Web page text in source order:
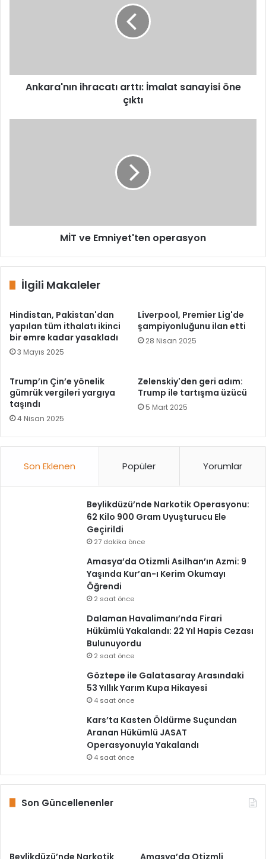
Ankara'nın ihracatı arttı: İmalat sanayisi öne
çıktı
MİT ve Emniyet'ten operasyon
İlgili Makaleler
Hindistan, Pakistan'dan
yapılan tüm ithalatı ikinci
bir emre kadar yasakladı
3 Mayıs 2025
Liverpool, Premier Lig'de
şampiyonluğunu ilan etti
28 Nisan 2025
Trump’ın Çin’e yönelik
gümrük vergileri yargıya
taşındı
4 Nisan 2025
Zelenskiy'den geri adım:
Trump ile tartışma üzücü
5 Mart 2025
Son Eklenen Popüler Yorumlar
Beylikdüzü’nde Narkotik Operasyonu:
62 Kilo 900 Gram Uyuşturucu Ele
Geçirildi
27 dakika önce
Amasya’da Otizmli Asilhan’ın Azmi: 9
Yaşında Kur’an-ı Kerim Okumayı
Öğrendi
2 saat önce
Dalaman Havalimanı’nda Firari
Hükümlü Yakalandı: 22 Yıl Hapis Cezası
Bulunuyordu
2 saat önce
Göztepe ile Galatasaray Arasındaki
53 Yıllık Yarım Kupa Hikayesi
4 saat önce
Kars’ta Kasten Öldürme Suçundan
Aranan Hükümlü JASAT
Operasyonuyla Yakalandı
4 saat önce
Son Güncellenenler
Beylikdüzü’nde Narkotik Amasya’da Otizmli